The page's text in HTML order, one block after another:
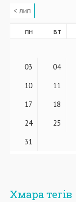
< лип
пн вт
03
04
10
11
17
18
24
25
31
Хмара тегів